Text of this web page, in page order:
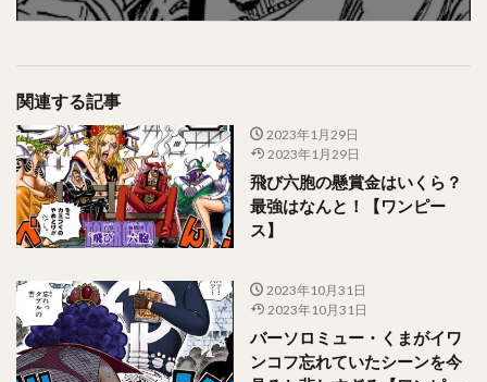
関連する記事
2023年1月29日
2023年1月29日
飛び六胞の懸賞金はいくら？
最強はなんと！【ワンピー
ス】
2023年10月31日
2023年10月31日
バーソロミュー・くまがイワ
ンコフ忘れていたシーンを今